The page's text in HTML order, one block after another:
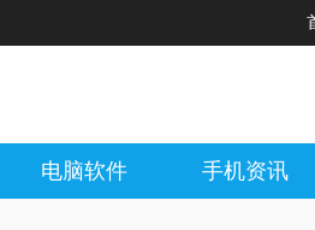
电脑软件 手机资讯